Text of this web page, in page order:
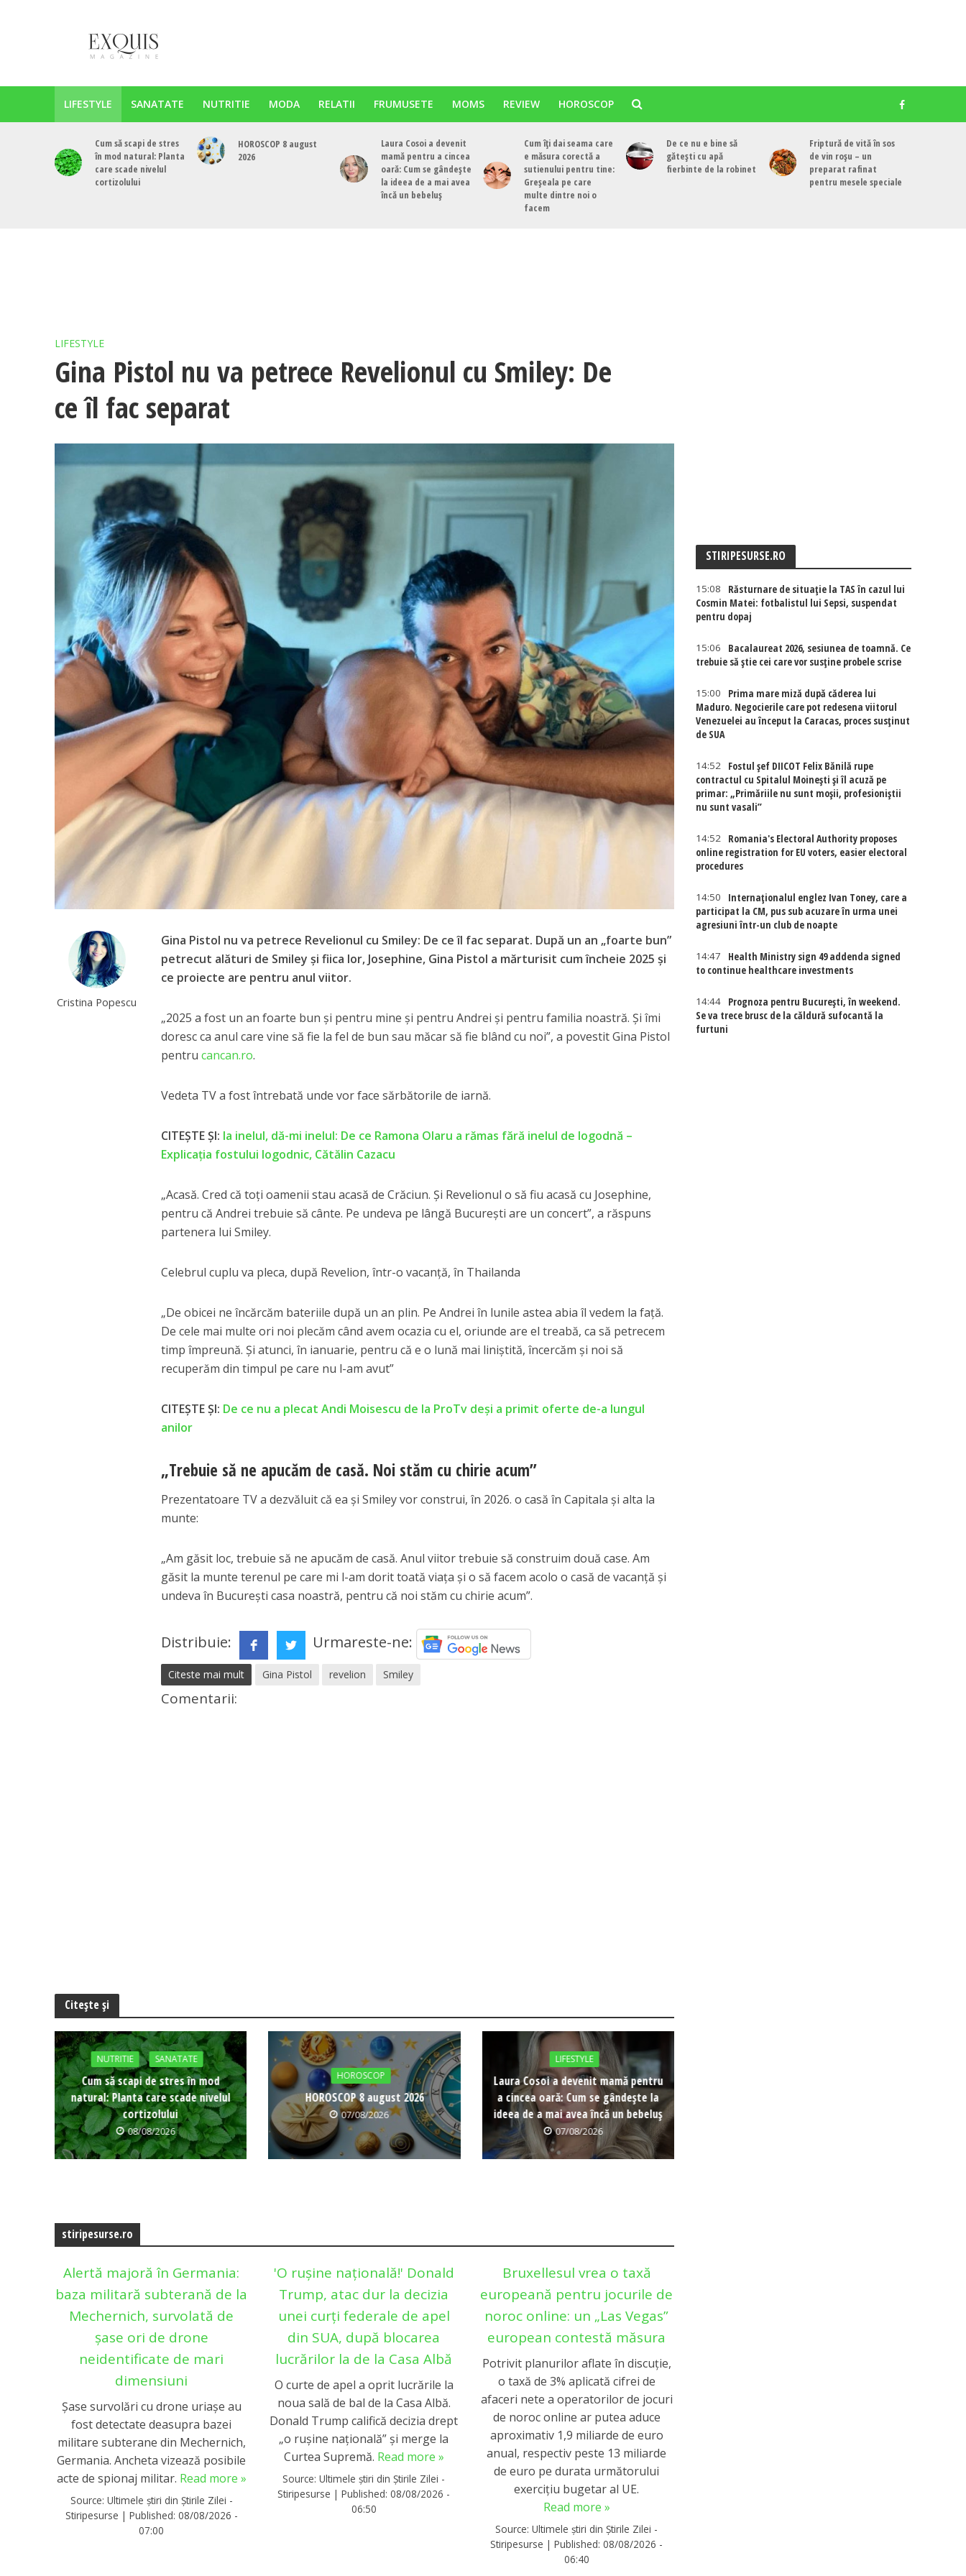
LIFESTYLE SANATATE NUTRITIE MODA RELATII FRUMUSETE MOMS REVIEW HOROSCOP
Cum să scapi de stres
în mod natural: Planta
care scade nivelul
cortizolului
HOROSCOP 8 august
2026
Laura Cosoi a devenit
mamă pentru a cincea
oară: Cum se gândește
la ideea de a mai avea
încă un bebeluș
Cum îți dai seama care
e măsura corectă a
sutienului pentru tine:
Greșeala pe care
multe dintre noi o
facem
De ce nu e bine să
gătești cu apă
fierbinte de la robinet
Friptură de vită în sos
de vin roșu – un
preparat rafinat
pentru mesele speciale
LIFESTYLE
Gina Pistol nu va petrece Revelionul cu Smiley: De
ce îl fac separat
Cristina Popescu
Gina Pistol nu va petrece Revelionul cu Smiley: De ce îl fac separat. După un an „foarte bun”
petrecut alături de Smiley și fiica lor, Josephine, Gina Pistol a mărturisit cum încheie 2025 și
ce proiecte are pentru anul viitor.
„2025 a fost un an foarte bun și pentru mine și pentru Andrei și pentru familia noastră. Și îmi
doresc ca anul care vine să fie la fel de bun sau măcar să fie blând cu noi”, a povestit Gina Pistol
pentrucancan.ro.
Vedeta TV a fost întrebată unde vor face sărbătorile de iarnă.
CITEȘTE ȘI: Ia inelul, dă-mi inelul: De ce Ramona Olaru a rămas fără inelul de logodnă –
Explicația fostului logodnic, Cătălin Cazacu
„Acasă. Cred că toți oamenii stau acasă de Crăciun. Și Revelionul o să fiu acasă cu Josephine,
pentru că Andrei trebuie să cânte. Pe undeva pe lângă București are un concert”, a răspuns
partenera lui Smiley.
Celebrul cuplu va pleca, după Revelion, într-o vacanță, în Thailanda
„De obicei ne încărcăm bateriile după un an plin. Pe Andrei în lunile astea abia îl vedem la față.
De cele mai multe ori noi plecăm când avem ocazia cu el, oriunde are el treabă, ca să petrecem
timp împreună. Și atunci, în ianuarie, pentru că e o lună mai liniștită, încercăm și noi să
recuperăm din timpul pe care nu l-am avut”
CITEȘTE ȘI: De ce nu a plecat Andi Moisescu de la ProTv deși a primit oferte de-a lungul
anilor
„Trebuie să ne apucăm de casă. Noi stăm cu chirie acum”
Prezentatoare TV a dezvăluit că ea și Smiley vor construi, în 2026. o casă în Capitala și alta la
munte:
„Am găsit loc, trebuie să ne apucăm de casă. Anul viitor trebuie să construim două case. Am
găsit la munte terenul pe care mi l-am dorit toată viața și o să facem acolo o casă de vacanță și
undeva în București casa noastră, pentru că noi stăm cu chirie acum”.
Distribuie: Urmareste-ne:
Citeste mai mult Gina Pistol revelion Smiley
Comentarii:
Citește și
NUTRITIE SANATATE
Cum să scapi de stres în mod
natural: Planta care scade nivelul
cortizolului
08/08/2026
HOROSCOP
HOROSCOP 8 august 2026
07/08/2026
LIFESTYLE
Laura Cosoi a devenit mamă pentru
a cincea oară: Cum se gândește la
ideea de a mai avea încă un bebeluș
07/08/2026
stiripesurse.ro
Alertă majoră în Germania:
baza militară subterană de la
Mechernich, survolată de
șase ori de drone
neidentificate de mari
dimensiuni
Şase survolări cu drone uriașe au
fost detectate deasupra bazei
militare subterane din Mechernich,
Germania. Ancheta vizează posibile
acte de spionaj militar. Read more »
Source: Ultimele știri din Știrile Zilei -
Stiripesurse | Published: 08/08/2026 -
07:00
'O rușine națională!' Donald
Trump, atac dur la decizia
unei curți federale de apel
din SUA, după blocarea
lucrărilor la de la Casa Albă
O curte de apel a oprit lucrările la
noua sală de bal de la Casa Albă.
Donald Trump califică decizia drept
„o rușine națională” și merge la
Curtea Supremă. Read more »
Source:Ultimele știri din Știrile Zilei -
Stiripesurse |Published:08/08/2026 -
06:50
Bruxellesul vrea o taxă
europeană pentru jocurile de
noroc online: un „Las Vegas”
european contestă măsura
Potrivit planurilor aflate în discuție,
o taxă de 3% aplicată cifrei de
afaceri nete a operatorilor de jocuri
de noroc online ar putea aduce
aproximativ 1,9 miliarde de euro
anual, respectiv peste 13 miliarde
de euro pe durata următorului
exercițiu bugetar al UE.
Read more »
Source:Ultimele știri din Știrile Zilei -
Stiripesurse |Published:08/08/2026 -
06:40
STIRIPESURSE.RO
15:08
Răsturnare de situație la TAS în cazul lui
Cosmin Matei: fotbalistul lui Sepsi, suspendat
pentru dopaj
15:06
Bacalaureat 2026, sesiunea de toamnă. Ce
trebuie să știe cei care vor susține probele scrise
15:00
Prima mare miză după căderea lui
Maduro. Negocierile care pot redesena viitorul
Venezuelei au început la Caracas, proces susținut
de SUA
14:52
Fostul șef DIICOT Felix Bănilă rupe
contractul cu Spitalul Moinești și îl acuză pe
primar: „Primăriile nu sunt moșii, profesioniștii
nu sunt vasali”
14:52
Romania's Electoral Authority proposes
online registration for EU voters, easier electoral
procedures
14:50
Internaţionalul englez Ivan Toney, care a
participat la CM, pus sub acuzare în urma unei
agresiuni într-un club de noapte
14:47
Health Ministry sign 49 addenda signed
to continue healthcare investments
14:44
Prognoza pentru București, în weekend.
Se va trece brusc de la căldură sufocantă la
furtuni